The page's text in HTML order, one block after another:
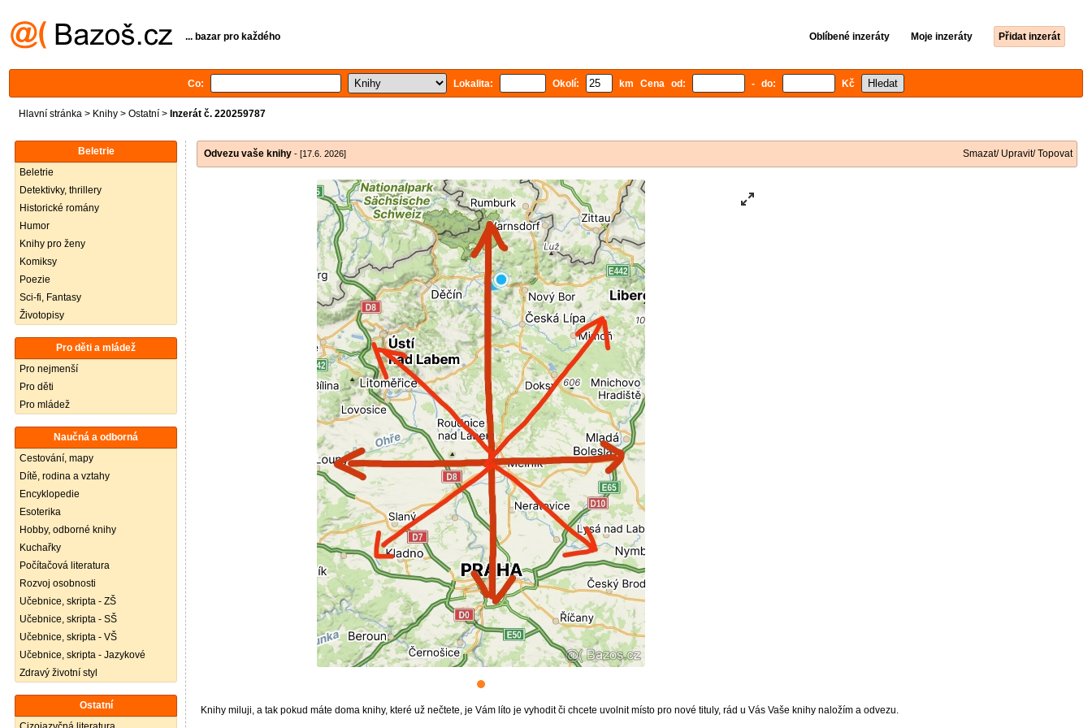
... bazar pro každého Oblíbené inzeráty Moje inzeráty Přidat inzerát
Co: Lokalita: Okolí: km Cena od: - do: Kč
Hlavní stránka > Knihy > Ostatní > Inzerát č. 220259787
Beletrie
Beletrie
Detektivky, thrillery
Historické romány
Humor
Knihy pro ženy
Komiksy
Poezie
Sci-fi, Fantasy
Životopisy
Pro děti a mládež
Pro nejmenší
Pro děti
Pro mládež
Naučná a odborná
Cestování, mapy
Dítě, rodina a vztahy
Encyklopedie
Esoterika
Hobby, odborné knihy
Kuchařky
Počítačová literatura
Rozvoj osobnosti
Učebnice, skripta - ZŠ
Učebnice, skripta - SŠ
Učebnice, skripta - VŠ
Učebnice, skripta - Jazykové
Zdravý životní styl
Ostatní
Odvezu vaše knihy - [17.6. 2026] Smazat/ Upravit/ Topovat
Knihy miluji, a tak pokud máte doma knihy, které už nečtete, je Vám líto je vyhodit či chcete uvolnit místo pro nové tituly, rád u Vás Vaše knihy naložím a odvezu.